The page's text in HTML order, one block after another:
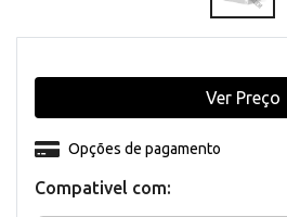
Compativel com:
Opções de pagamento
Ver Preço